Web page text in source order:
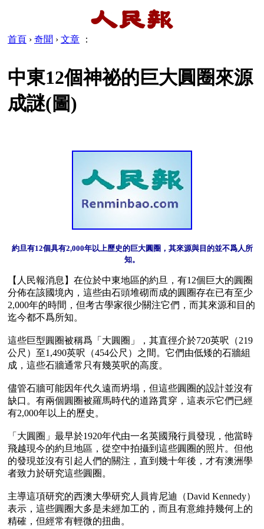
首頁 › 奇聞 › 文章 ：
中東12個神祕的巨大圓圈來源
成謎(圖)
約旦有12個具有2,000年以上歷史的巨大圓圈，其來源與目的並不爲人所
【人民報消息】在位於中東地區的約旦，有12個巨大的圓圈
分佈在該國境內，這些由石頭堆砌而成的圓圈存在已有至少
2,000年的時間，但考古學家很少關注它們，而其來源和目的
迄今都不爲所知。
這些巨型圓圈被稱爲「大圓圈」，其直徑介於720英呎（219
公尺）至1,490英呎（454公尺）之間。它們由低矮的石牆組
成，這些石牆通常只有幾英呎的高度。
儘管石牆可能因年代久遠而坍塌，但這些圓圈的設計並沒有
缺口。有兩個圓圈被羅馬時代的道路貫穿，這表示它們已經
有2,000年以上的歷史。
「大圓圈」最早於1920年代由一名英國飛行員發現，他當時
飛越現今的約旦地區，從空中拍攝到這些圓圈的照片。但他
的發現並沒有引起人們的關注，直到幾十年後，才有澳洲學
者致力於研究這些圓圈。
主導這項研究的西澳大學研究人員肯尼迪（David Kennedy）
表示，這些圓圈大多是未經加工的，而且有意維持幾何上的
精確，但經常有輕微的扭曲。